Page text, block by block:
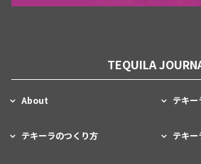
TEQUILA
About テキー
テキーラのつくり方 テキー